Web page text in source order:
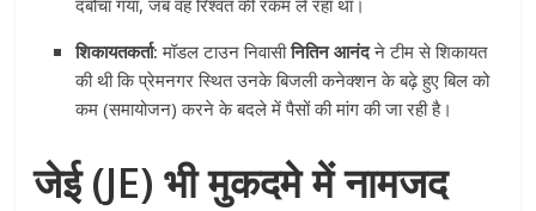
शिकायतकर्ता: मॉडल टाउन निवासीनितिन आनंदने टीम से शिकायत
की थी कि प्रेमनगर स्थित उनके बिजली कनेक्शन के बढ़े हुए बिल को
कम (समायोजन) करने के बदले में पैसों की मांग की जा रही है।
जेई (JE) भी मुकदमे में नामजद